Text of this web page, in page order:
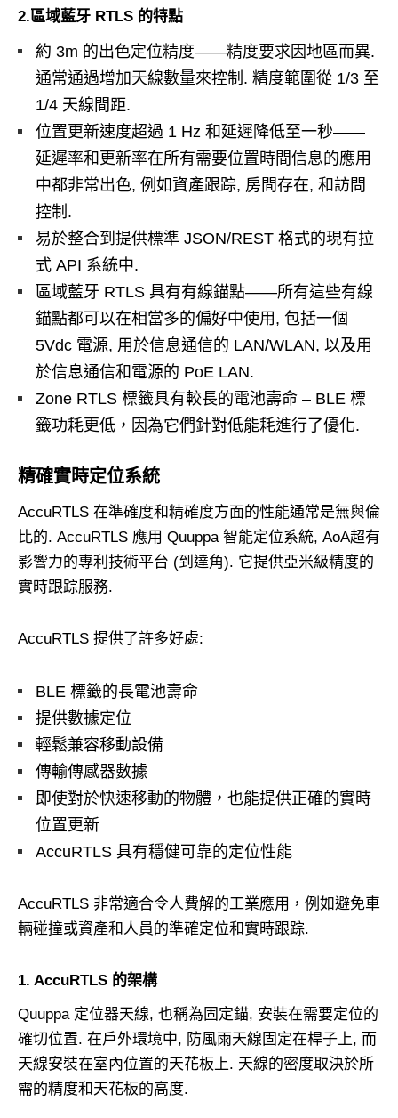
2.區域藍牙 RTLS 的特點
約 3m 的出色定位精度——精度要求因地區而異.
通常通過增加天線數量來控制. 精度範圍從 1/3 至
1/4 天線間距.
位置更新速度超過 1 Hz 和延遲降低至一秒——
延遲率和更新率在所有需要位置時間信息的應用
中都非常出色, 例如資產跟踪, 房間存在, 和訪問
控制.
易於整合到提供標準 JSON/REST 格式的現有拉
式 API 系統中.
區域藍牙 RTLS 具有有線錨點——所有這些有線
錨點都可以在相當多的偏好中使用, 包括一個
5Vdc 電源, 用於信息通信的 LAN/WLAN, 以及用
於信息通信和電源的 PoE LAN.
Zone RTLS 標籤具有較長的電池壽命 – BLE 標
籤功耗更低，因為它們針對低能耗進行了優化.
精確實時定位系統
AccuRTLS 在準確度和精確度方面的性能通常是無與倫
比的. AccuRTLS 應用 Quuppa 智能定位系統, AoA超有
影響力的專利技術平台 (到達角). 它提供亞米級精度的
實時跟踪服務.
AccuRTLS 提供了許多好處:
BLE 標籤的長電池壽命
提供數據定位
輕鬆兼容移動設備
傳輸傳感器數據
即使對於快速移動的物體，也能提供正確的實時
位置更新
AccuRTLS 具有穩健可靠的定位性能
AccuRTLS 非常適合令人費解的工業應用，例如避免車
輛碰撞或資產和人員的準確定位和實時跟踪.
1. AccuRTLS 的架構
Quuppa 定位器天線, 也稱為固定錨, 安裝在需要定位的
確切位置. 在戶外環境中, 防風雨天線固定在桿子上, 而
天線安裝在室內位置的天花板上. 天線的密度取決於所
需的精度和天花板的高度.